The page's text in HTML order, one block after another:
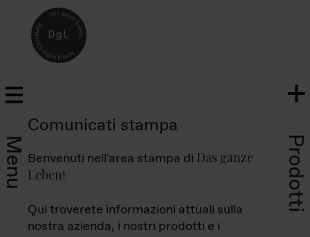
Menu Prodotti
Comunicati stampa
Benvenuti nell'area stampa di Das ganze
Leben!
Qui troverete informazioni attuali sulla
nostra azienda, i nostri prodotti e i